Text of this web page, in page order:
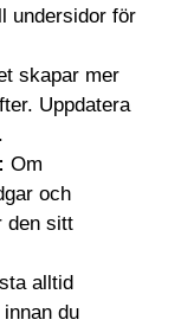
undersidor för
skapar mer
Uppdatera
Om
och
den sitt
alltid
du